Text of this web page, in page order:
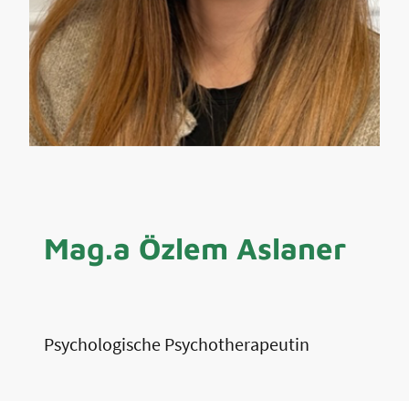
Mag.a Özlem Aslaner
Psychologische Psychotherapeutin